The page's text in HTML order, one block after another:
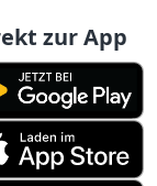
zur App